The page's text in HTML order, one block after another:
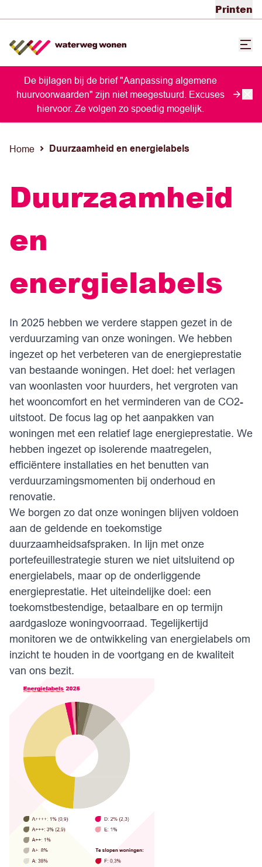
Printen
De bijlagen bij de brief "Aanpassing algemene
huurvoorwaarden" zijn niet meegestuurd. Excuses
hiervoor. Ze volgen zo spoedig mogelijk.
Home Duurzaamheid en energielabels
Duurzaamheid
en
energielabels
In 2025 hebben we verdere stappen gezet in de
verduurzaming van onze woningen. We hebben
ingezet op het verbeteren van de energieprestatie
van bestaande woningen. Het doel: het verlagen
van woonlasten voor huurders, het vergroten van
het wooncomfort en het verminderen van de CO2-
uitstoot. De focus lag op het aanpakken van
woningen met een relatief lage energieprestatie. We
hebben ingezet op isolerende maatregelen,
efficiëntere installaties en het benutten van
verduurzamingsmomenten bij onderhoud en
renovatie.
We borgen zo dat onze woningen blijven voldoen
aan de geldende en toekomstige
duurzaamheidsafspraken. In lijn met onze
portefeuillestrategie sturen we niet uitsluitend op
energielabels, maar op de onderliggende
energieprestatie. Het uiteindelijke doel: een
toekomstbestendige, betaalbare en op termijn
aardgasloze woningvoorraad. Tegelijkertijd
monitoren we de ontwikkeling van energielabels om
inzicht te houden in de voortgang en de kwaliteit
van ons bezit.